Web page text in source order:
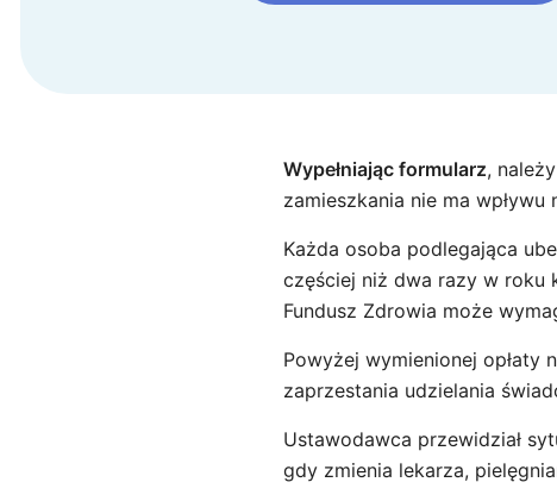
Wypełniając formularz,
zamieszkania nie ma
Każda osoba podlegająca
częściej niż dwa razy w roku
Fundusz Zdrowia może
Powyżej wymienionej opłaty
zaprzestania udzielania
Ustawodawca przewidział
gdy zmienia lekarza,